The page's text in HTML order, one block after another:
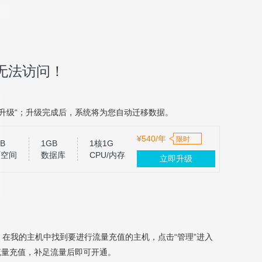
访问！
“；升级完成后，系统将为您自动迁移数据。
间
1GB
数据库
1核1G
CPU/内存
¥540/年 限时
立即升级
在我的主机中找到要进行流量充值的主机，点击“管理”进入
充值，补足流量后即可开通。